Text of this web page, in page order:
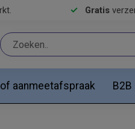
Gratis
aanmeetafspraak B2B